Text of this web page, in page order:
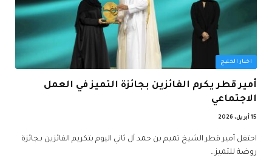
اخبار الخليج
أمير قطر يكرم الفائزين بجائزة التميز في العمل
الاجتماعي
15 أبريل، 2026
احتفل أمير قطر الشيخ تميم بن حمد آل ثاني اليوم بتكريم الفائزين بـجائزة
روضة للتميز…